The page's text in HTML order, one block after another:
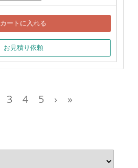
カートに入れる
お見積り依頼
3 4 5 › »